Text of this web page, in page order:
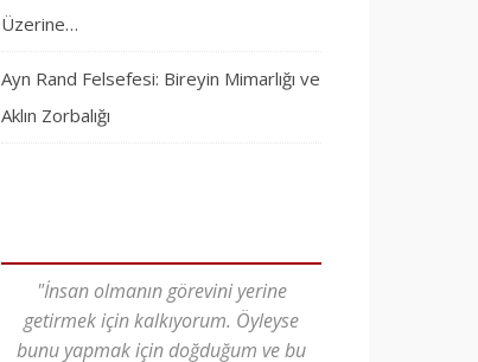
Üzerine…
Ayn Rand Felsefesi: Bireyin Mimarlığı ve
Aklın Zorbalığı
"İnsan olmanın görevini yerine
getirmek için kalkıyorum. Öyleyse
bunu yapmak için doğduğum ve bu